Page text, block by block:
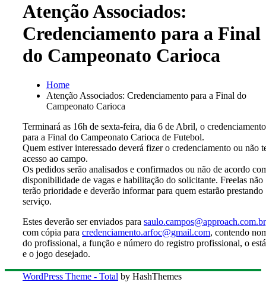
Atenção Associados:
Credenciamento para a Final
do Campeonato Carioca
Home
Atenção Associados: Credenciamento para a Final do
Campeonato Carioca
Terminará as 16h de sexta-feira, dia 6 de Abril, o credenciamento
para a Final do Campeonato Carioca de Futebol.
Quem estiver interessado deverá fizer o credenciamento ou não
acesso ao campo.
Os pedidos serão analisados e confirmados ou não de acordo
disponibilidade de vagas e habilitação do solicitante. Freelas não
terão prioridade e deverão informar para quem estarão prestando
serviço.
Estes deverão ser enviados para saulo.campos@approach.com.br
com cópia para credenciamento.arfoc@gmail.com, contendo
do profissional, a função e número do registro profissional, o
e o jogo desejado.
WordPress Theme - Total by HashThemes